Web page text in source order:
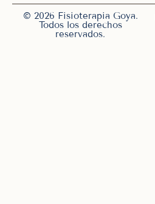
© 2026 Fisioterapia Goya.
Todos los derechos
reservados.